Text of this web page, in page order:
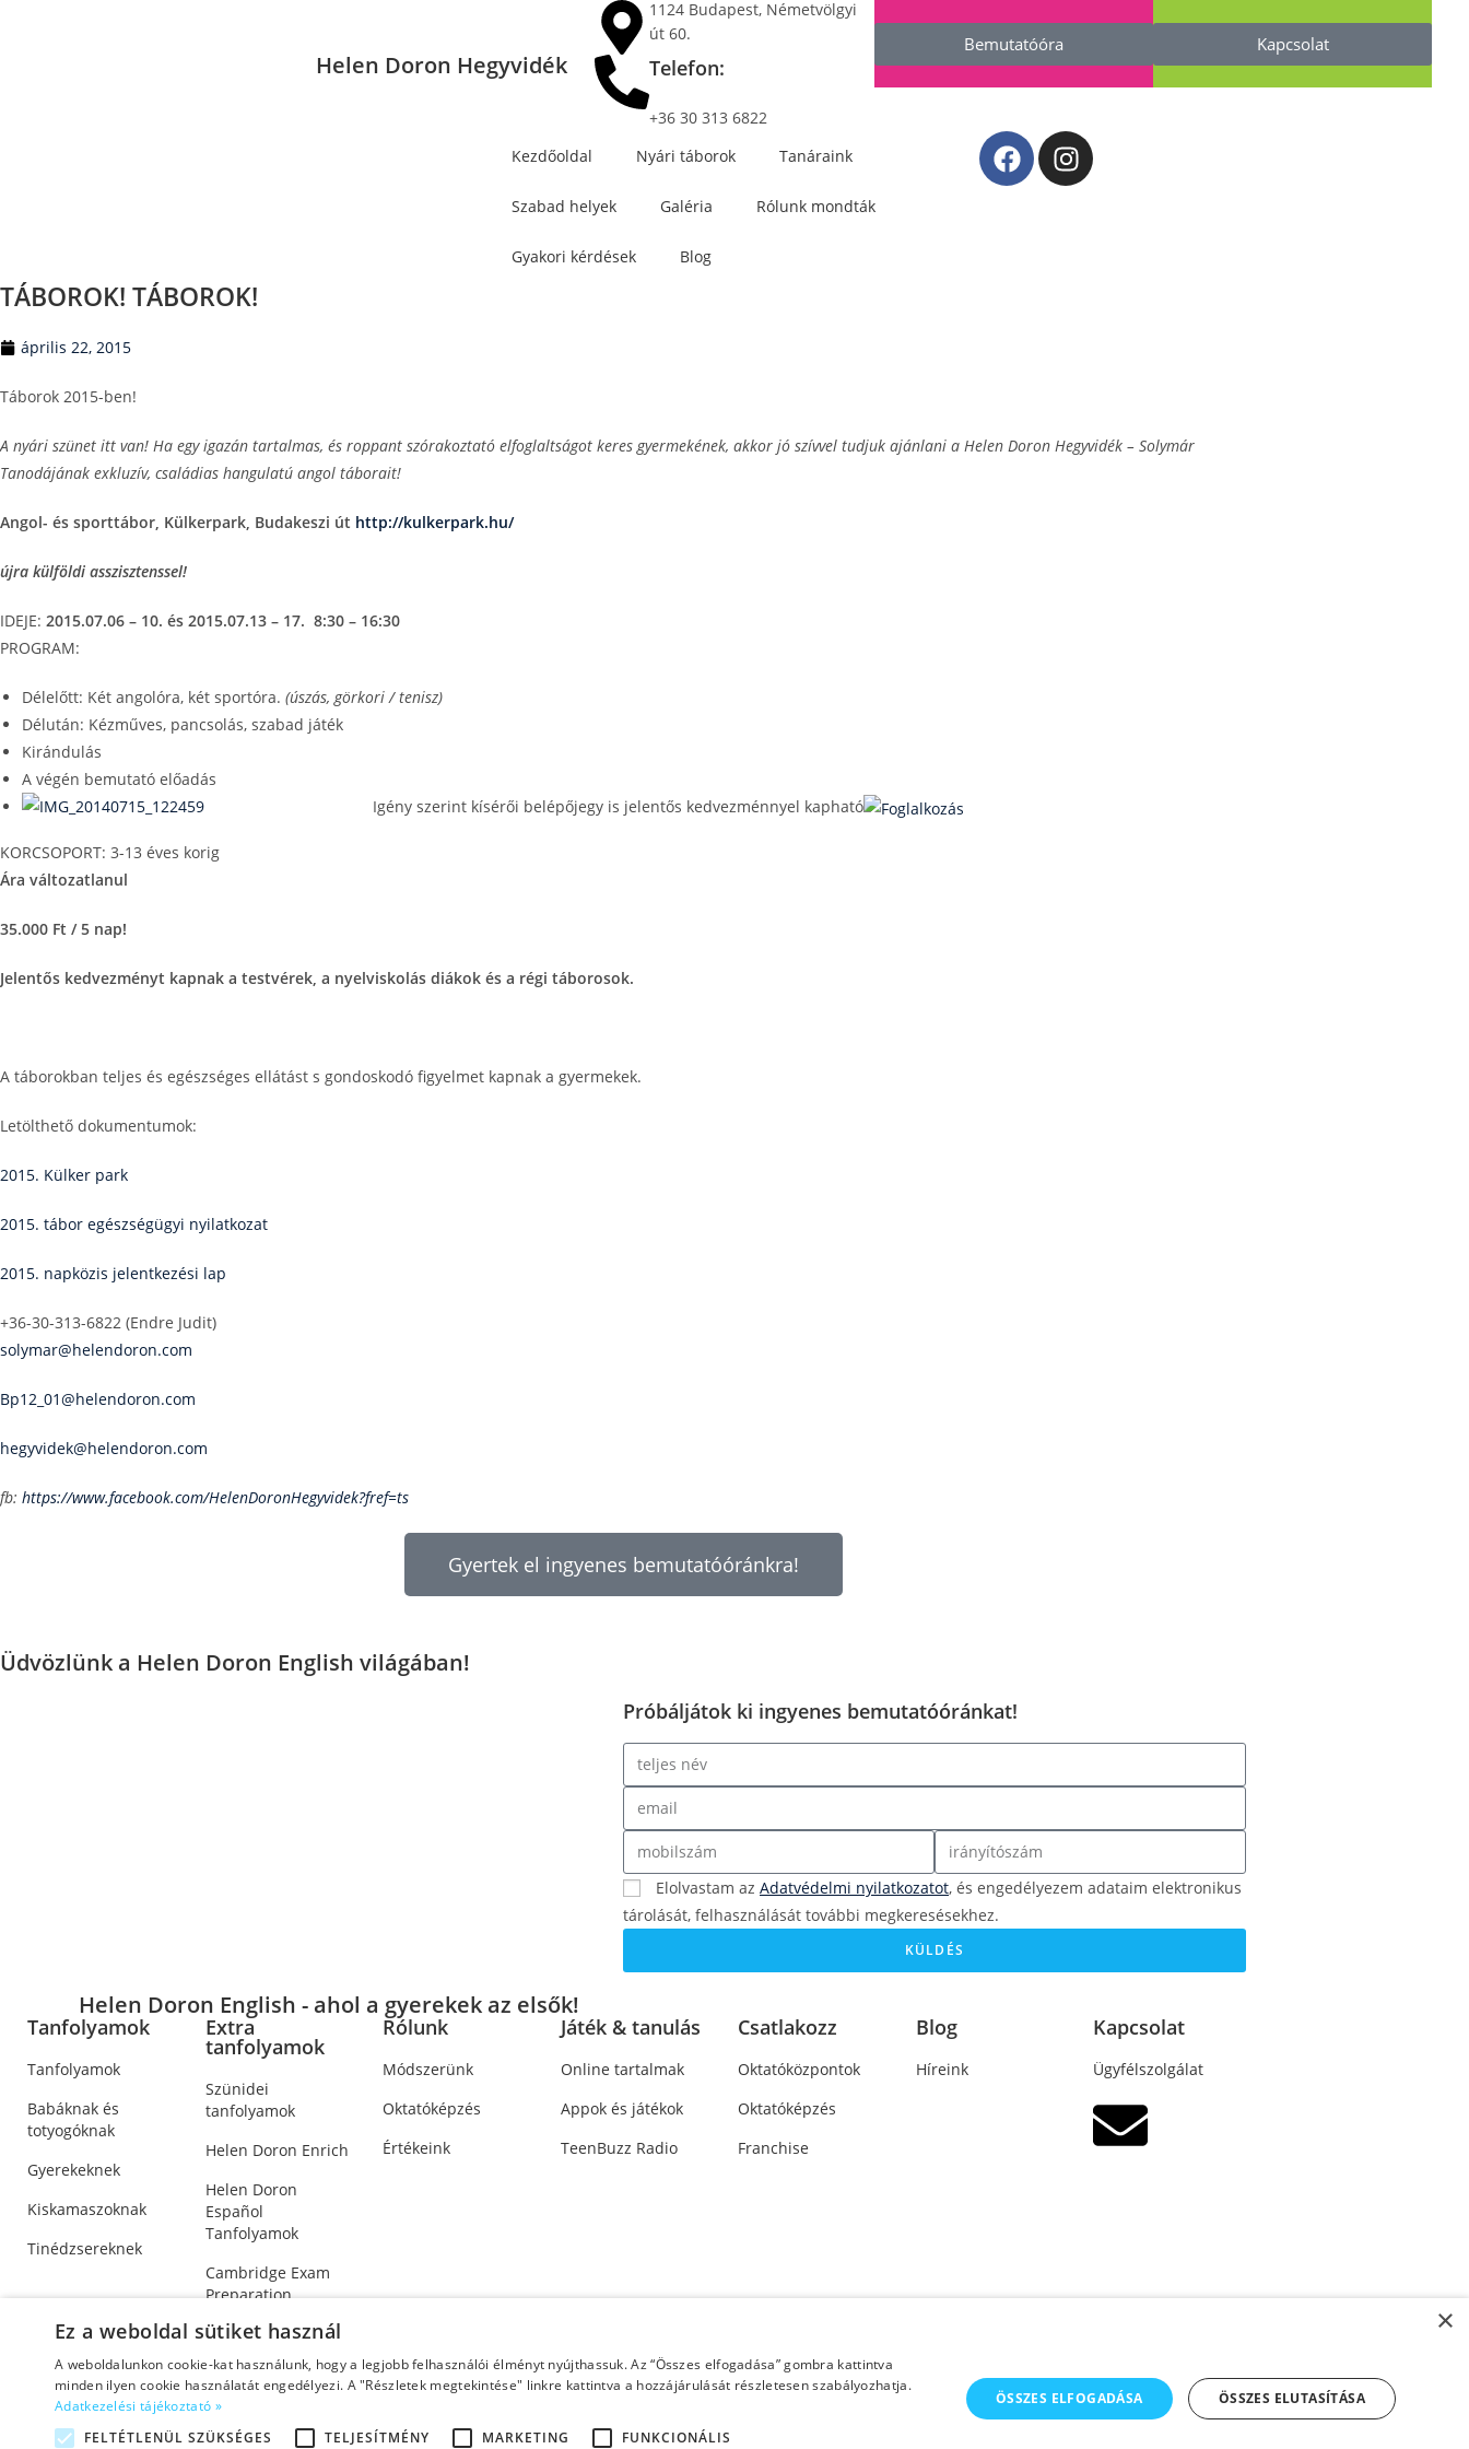
Helen Doron Hegyvidék
1124 Budapest, Németvölgyi
út 60.
Telefon:
+36 30 313 6822
Bemutatóóra Kapcsolat
Kezdőoldal Nyári táborok Tanáraink
Szabad helyek Galéria Rólunk mondták
Gyakori kérdések Blog
TÁBOROK! TÁBOROK!
április 22, 2015
Táborok 2015-ben!
A nyári szünet itt van! Ha egy igazán tartalmas, és roppant szórakoztató elfoglaltságot keres gyermekének, akkor jó szívvel tudjuk ajánlani a Helen Doron Hegyvidék – Solymár
Tanodájának exkluzív, családias hangulatú angol táborait!
Angol- és sporttábor, Külkerpark, Budakeszi út http://kulkerpark.hu/
újra külföldi asszisztenssel!
IDEJE: 2015.07.06 – 10. és 2015.07.13 – 17. 8:30 – 16:30
PROGRAM:
Délelőtt: Két angolóra, két sportóra. (úszás, görkori / tenisz)
Délután: Kézműves, pancsolás, szabad játék
Kirándulás
A végén bemutató előadás
Igény szerint kísérői belépőjegy is jelentős kedvezménnyel kapható
KORCSOPORT: 3-13 éves korig
Ára változatlanul
35.000 Ft / 5 nap!
Jelentős kedvezményt kapnak a testvérek, a nyelviskolás diákok és a régi táborosok.
A táborokban teljes és egészséges ellátást s gondoskodó figyelmet kapnak a gyermekek.
Letölthető dokumentumok:
2015. Külker park
2015. tábor egészségügyi nyilatkozat
2015. napközis jelentkezési lap
+36-30-313-6822 (Endre Judit)
solymar@helendoron.com
Bp12_01@helendoron.com
hegyvidek@helendoron.com
fb: https://www.facebook.com/HelenDoronHegyvidek?fref=ts
Gyertek el ingyenes bemutatóóránkra!
Üdvözlünk a Helen Doron English világában!
Próbáljátok ki ingyenes bemutatóóránkat!
Elolvastam az Adatvédelmi nyilatkozatot, és engedélyezem adataim elektronikus
tárolását, felhasználását további megkeresésekhez.
KÜLDÉS
Helen Doron English - ahol a gyerekek az elsők!
Tanfolyamok
Tanfolyamok
Babáknak és
totyogóknak
Gyerekeknek
Kiskamaszoknak
Tinédzsereknek
Extra
tanfolyamok
Szünidei
tanfolyamok
Helen Doron Enrich
Helen Doron
Español
Tanfolyamok
Cambridge Exam
Preparation
Rólunk
Módszerünk
Oktatóképzés
Értékeink
Játék & tanulás
Online tartalmak
Appok és játékok
TeenBuzz Radio
Csatlakozz
Oktatóközpontok
Oktatóképzés
Franchise
Blog
Híreink
Kapcsolat
Ügyfélszolgálat
Adatkezelési tájékoztató|Üzletszabályzat (ÁSZF) ©2026 Copyright Helen Doron Group Ltd. | Minden jog
×
Ez a weboldal sütiket használ
A weboldalunkon cookie-kat használunk, hogy a legjobb felhasználói élményt nyújthassuk. Az “Összes elfogadása” gombra kattintva
minden ilyen cookie használatát engedélyezi. A "Részletek megtekintése" linkre kattintva a hozzájárulását részletesen szabályozhatja.
Adatkezelési tájékoztató »
FELTÉTLENÜL SZÜKSÉGES
TELJESÍTMÉNY MARKETING FUNKCIONÁLIS
ÖSSZES ELFOGADÁSA ÖSSZES ELUTASÍTÁSA